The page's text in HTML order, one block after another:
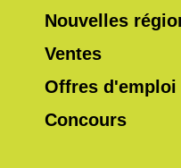
Nouvelles
Ventes
Offres d'emploi
Concours